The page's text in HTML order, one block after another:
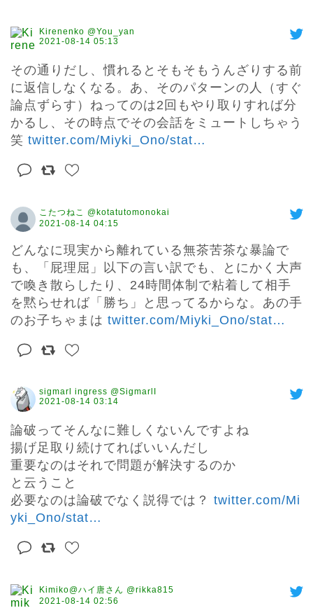
Kirenenko @You_yan
2021-08-14 05:13
その通りだし、慣れるとそもそもうんざりする前
に返信しなくなる。あ、そのパターンの人（すぐ
論点ずらす）ねってのは2回もやり取りすれば分
かるし、その時点でその会話をミュートしちゃう
笑 twitter.com/Miyki_Ono/stat…
こたつねこ @kotatutomonokai
2021-08-14 04:15
どんなに現実から離れている無茶苦茶な暴論で
も、「屁理屈」以下の言い訳でも、とにかく大声
で喚き散らしたり、24時間体制で粘着して相手
を黙らせれば「勝ち」と思ってるからな。あの手
のお子ちゃまは twitter.com/Miyki_Ono/stat…
sigmarl ingress @SigmarlI
2021-08-14 03:14
論破ってそんなに難しくないんですよね
揚げ足取り続けてればいいんだし
重要なのはそれで問題が解決するのか
と云うこと
必要なのは論破でなく説得では？ twitter.com/Mi
yki_Ono/stat…
Kimiko@ハイ唐さん @rikka815
2021-08-14 02:56